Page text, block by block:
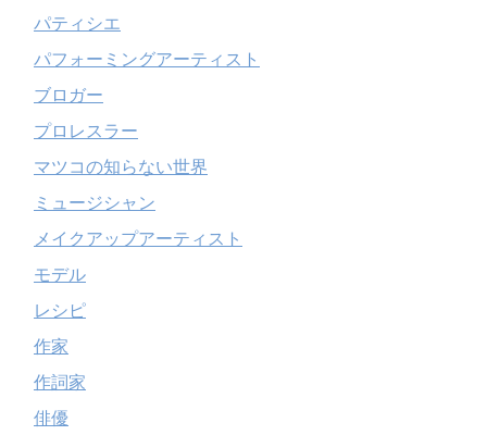
パティシエ
パフォーミングアーティスト
ブロガー
プロレスラー
マツコの知らない世界
ミュージシャン
メイクアップアーティスト
モデル
レシピ
作家
作詞家
俳優